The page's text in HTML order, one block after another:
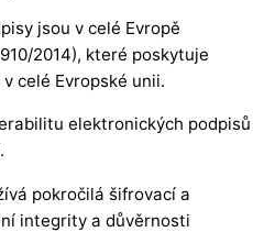
jsou v celé Evropě
2014), které poskytuje
celé Evropské unii.
elektronických podpisů
pokročilá šifrovací a
integrity a důvěrnosti